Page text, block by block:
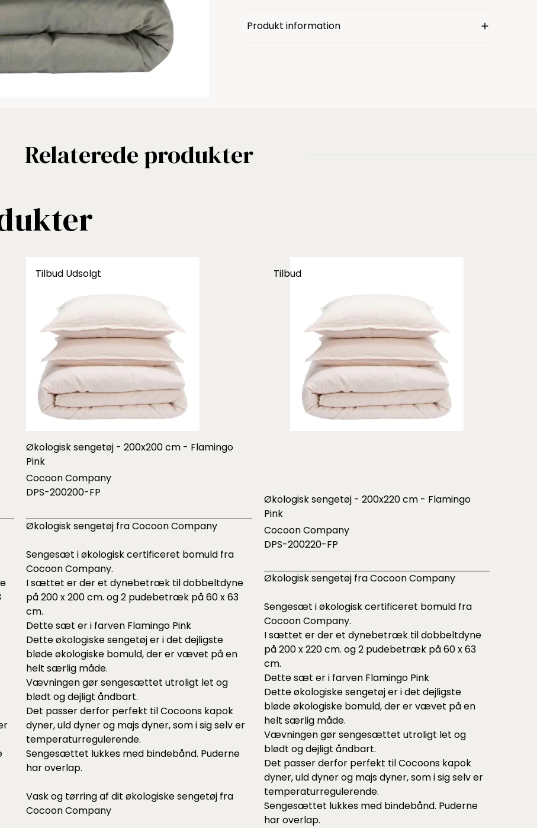
Produkt information
Relaterede produkter
Tilbud Udsolgt
Økologisk sengetøj - 200x200 cm - Flamingo
Pink
Cocoon Company
DPS-200200-FP
Økologisk sengetøj fra Cocoon Company
Sengesæt i økologisk certificeret bomuld fra
Cocoon Company.
I sættet er der et dynebetræk til dobbeltdyne
på 200 x 200 cm. og 2 pudebetræk på 60 x 63
cm.
Dette sæt er i farven Flamingo Pink
Dette økologiske sengetøj er i det dejligste
bløde økologiske bomuld, der er vævet på en
helt særlig måde.
Vævningen gør sengesættet utroligt let og
blødt og dejligt åndbart.
Det passer derfor perfekt til Cocoons kapok
dyner,uld dynerog majs dyner, som i sig selv er
temperaturregulerende.
Sengesættet lukkes med bindebånd. Puderne
har overlap.
Vask og tørring af dit økologiske sengetøj fra
Cocoon Company
Tilbud
Økologisk sengetøj - 200x220 cm - Flamingo
Pink
Cocoon Company
DPS-200220-FP
Økologisk sengetøj fra Cocoon Company
Sengesæt i økologisk certificeret bomuld fra
Cocoon Company.
I sættet er der et dynebetræk til dobbeltdyne
på 200 x 220 cm. og 2 pudebetræk på 60 x 63
cm.
Dette sæt er i farven Flamingo Pink
Dette økologiske sengetøj er i det dejligste
bløde økologiske bomuld, der er vævet på en
helt særlig måde.
Vævningen gør sengesættet utroligt let og
blødt og dejligt åndbart.
Det passer derfor perfekt til Cocoons kapok
dyner,uld dynerog majs dyner, som i sig selv er
temperaturregulerende.
Sengesættet lukkes med bindebånd. Puderne
har overlap.